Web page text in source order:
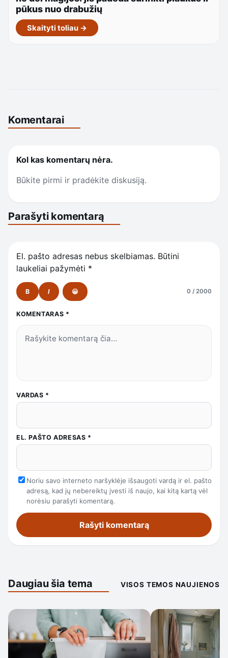
pūkus nuo drabužių
Skaityti toliau →
Komentarai
Kol kas komentarų nėra.
Būkite pirmi ir pradėkite diskusiją.
Parašyti komentarą
El. pašto adresas nebus skelbiamas. Būtini
laukeliai pažymėti *
B I 😀 0 / 2000
KOMENTARAS *
VARDAS *
EL. PAŠTO ADRESAS *
Noriu savo interneto naršyklėje išsaugoti vardą ir el. pašto
adresą, kad jų nebereiktų įvesti iš naujo, kai kitą kartą vėl
norėsiu parašyti komentarą.
Daugiau šia tema VISOS TEMOS NAUJIENOS